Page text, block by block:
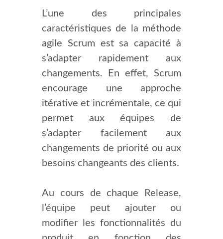
L’une des principales
caractéristiques de la méthode
agile Scrum est sa capacité à
s’adapter rapidement aux
changements. En effet, Scrum
encourage une approche
itérative et incrémentale, ce qui
permet aux équipes de
s’adapter facilement aux
changements de priorité ou aux
besoins changeants des clients.
Au cours de chaque Release,
l’équipe peut ajouter ou
modifier les fonctionnalités du